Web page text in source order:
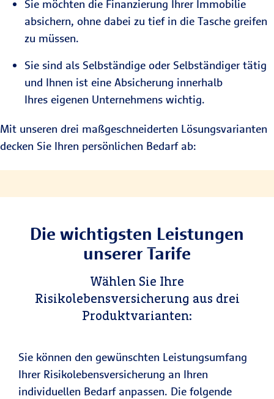
Sie möchten die Finanzierung Ihrer Immobilie
absichern, ohne dabei zu tief in die Tasche greifen
zu müssen.
Sie sind als Selbständige oder Selbständiger tätig
und Ihnen ist eine Absicherung innerhalb
Ihres eigenen Unternehmens wichtig.
Mit unseren drei maßgeschneiderten Lösungsvarianten
decken Sie Ihren persönlichen Bedarf ab:
Die wichtigsten Leistungen
unserer Tarife
Wählen Sie Ihre
Risikolebensversicherung aus drei
Produktvarianten:
Sie können den gewünschten Leistungsumfang
Ihrer Risikolebensversicherung an Ihren
individuellen Bedarf anpassen. Die folgende